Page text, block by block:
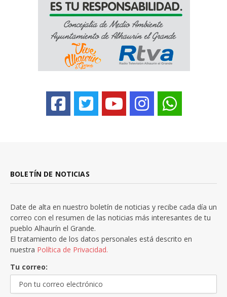
BOLETÍN DE NOTICIAS
Date de alta en nuestro boletín de noticias y recibe cada día un
correo con el resumen de las noticias más interesantes de tu
pueblo Alhaurín el Grande.
El tratamiento de los datos personales está descrito en
nuestra Política de Privacidad.
Tu correo: